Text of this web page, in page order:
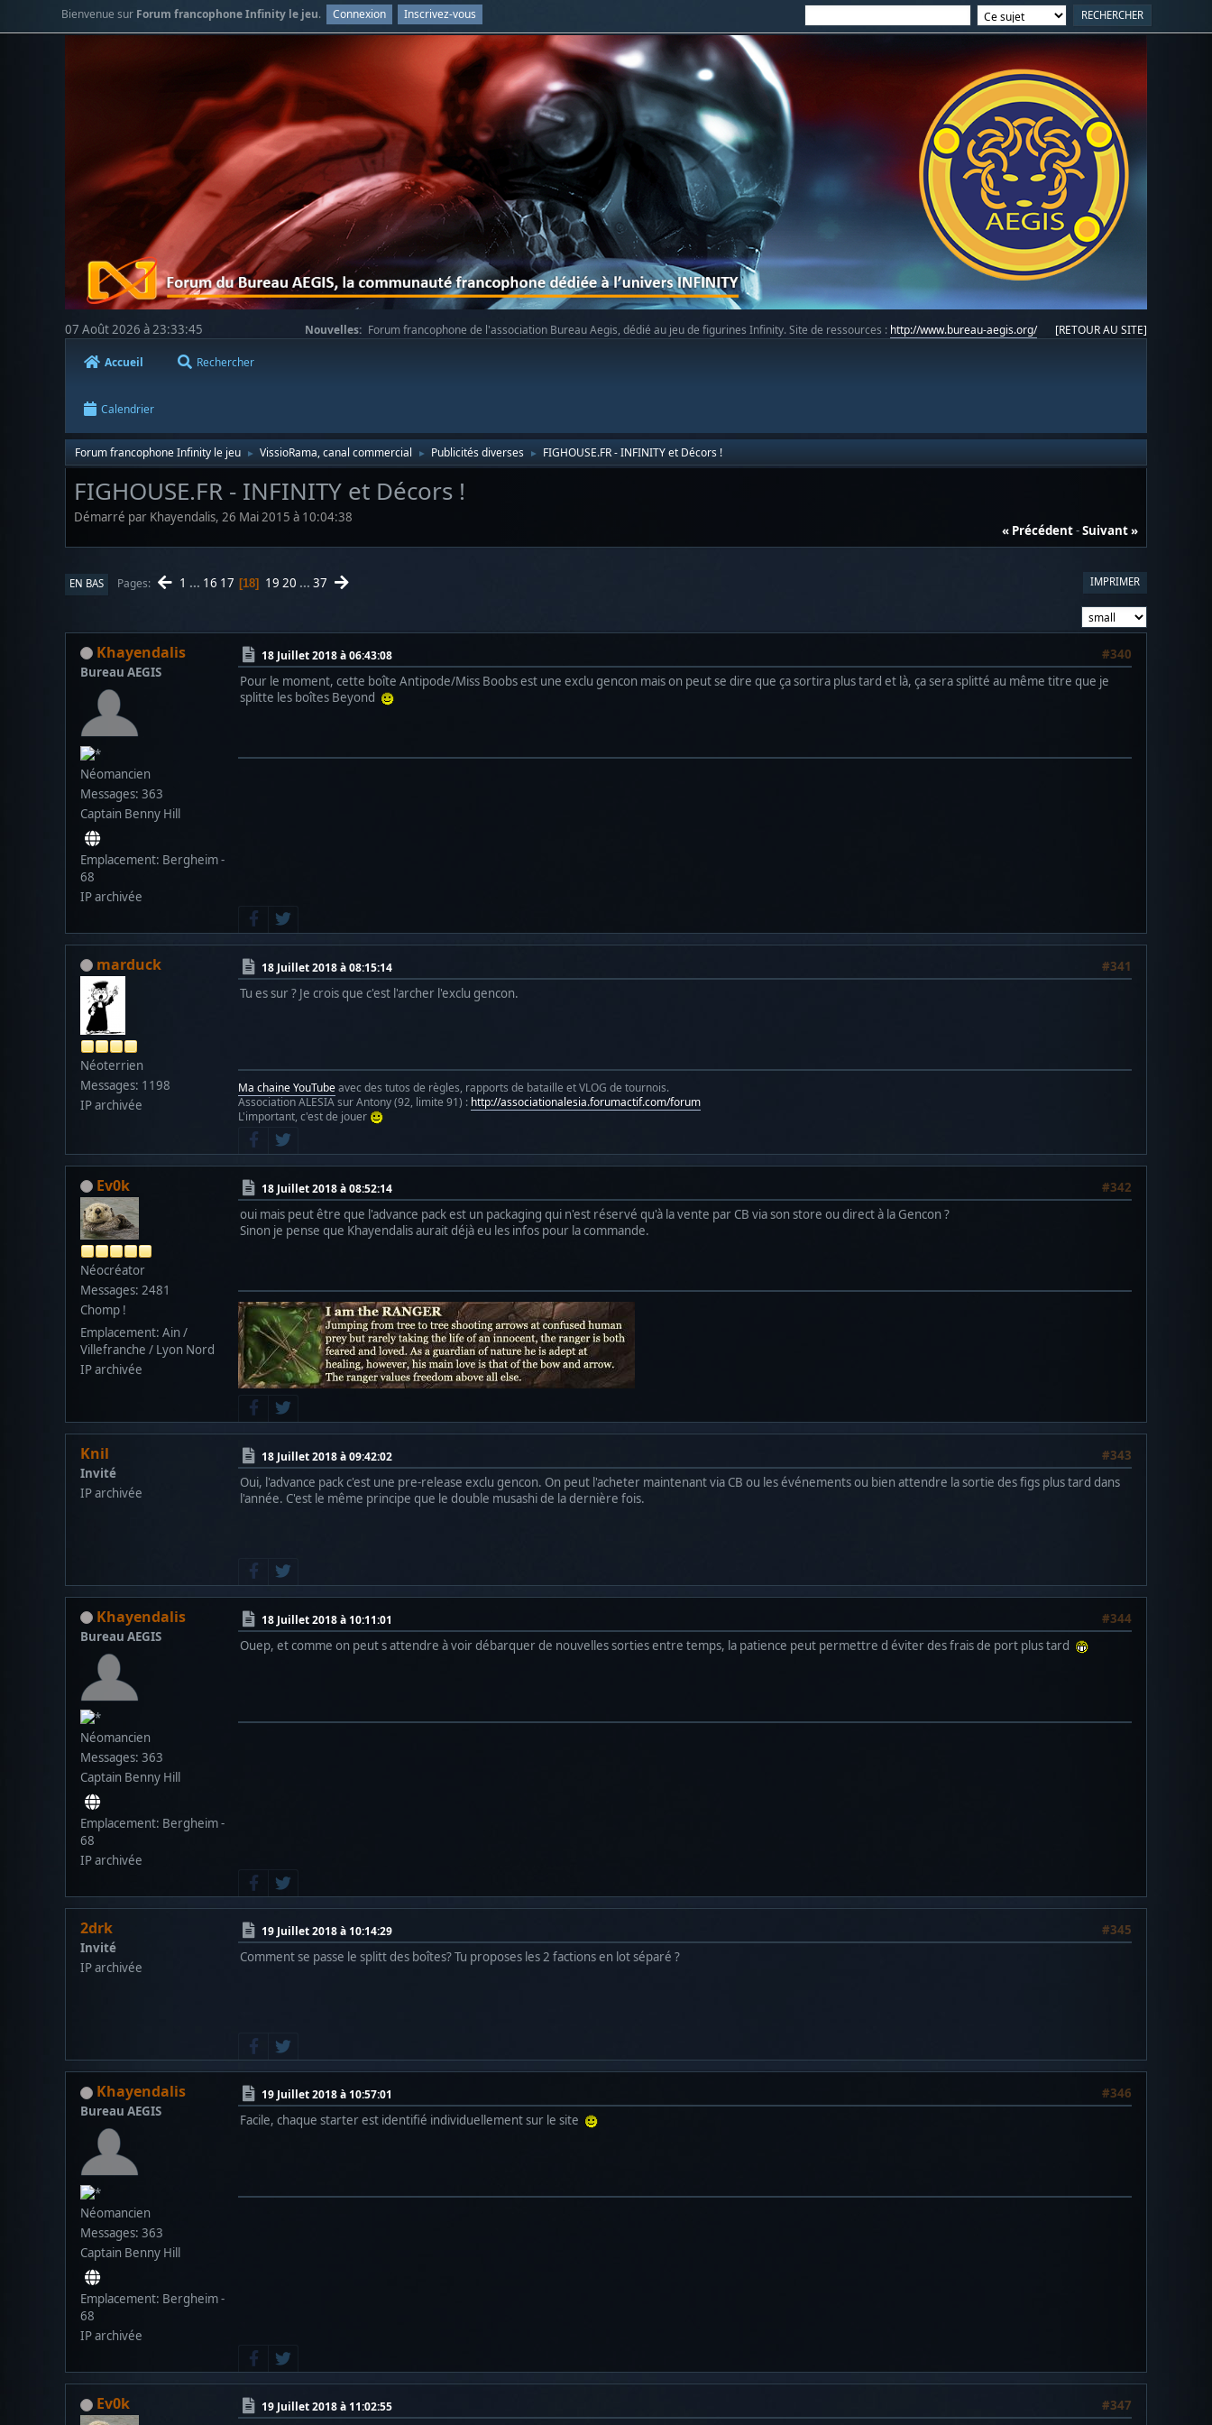
Bienvenue sur Forum francophone Infinity le jeu. Connexion Inscrivez-vous
[RETOUR AU SITE]
07 Août 2026 à 23:33:45 Nouvelles: Forum francophone de l'association Bureau Aegis, dédié au jeu de figurines Infinity. Site de ressources : http://www.bureau-aegis.org/
Accueil Rechercher
Calendrier
Forum francophone Infinity le jeu ► VissioRama, canal commercial ► Publicités diverses ► FIGHOUSE.FR - INFINITY et Décors !
FIGHOUSE.FR - INFINITY et Décors !
Démarré par Khayendalis, 26 Mai 2015 à 10:04:38
« Précédent-Suivant »
IMPRIMER
EN BAS Pages 1 ... 16 17 18 19 20 ... 37
Khayendalis
Bureau AEGIS
Néomancien
Messages: 363
Captain Benny Hill
Emplacement: Bergheim -
68
IP archivée
18 Juillet 2018 à 06:43:08
#340
Pour le moment, cette boîte Antipode/Miss Boobs est une exclu gencon mais on peut se dire que ça sortira plus tard et là, ça sera splitté au même titre que je
splitte les boîtes Beyond
marduck
Néoterrien
Messages: 1198
IP archivée
18 Juillet 2018 à 08:15:14
#341
Tu es sur ? Je crois que c'est l'archer l'exclu gencon.
Ma chaine YouTubeavec des tutos de règles, rapports de bataille et VLOG de tournois.
Association ALESIA sur Antony (92, limite 91) : http://associationalesia.forumactif.com/forum
L'important, c'est de jouer
Ev0k
Néocréator
Messages: 2481
Chomp !
Emplacement: Ain /
Villefranche / Lyon Nord
IP archivée
18 Juillet 2018 à 08:52:14
#342
oui mais peut être que l'advance pack est un packaging qui n'est réservé qu'à la vente par CB via son store ou direct à la Gencon ?
Sinon je pense que Khayendalis aurait déjà eu les infos pour la commande.
Knil
Invité
IP archivée
18 Juillet 2018 à 09:42:02
#343
Oui, l'advance pack c'est une pre-release exclu gencon. On peut l'acheter maintenant via CB ou les événements ou bien attendre la sortie des figs plus tard dans
l'année. C'est le même principe que le double musashi de la dernière fois.
Khayendalis
Bureau AEGIS
Néomancien
Messages: 363
Captain Benny Hill
Emplacement: Bergheim -
68
IP archivée
18 Juillet 2018 à 10:11:01
#344
Ouep, et comme on peut s attendre à voir débarquer de nouvelles sorties entre temps, la patience peut permettre d éviter des frais de port plus tard
2drk
Invité
IP archivée
19 Juillet 2018 à 10:14:29
#345
Comment se passe le splitt des boîtes? Tu proposes les 2 factions en lot séparé ?
Khayendalis
Bureau AEGIS
Néomancien
Messages: 363
Captain Benny Hill
Emplacement: Bergheim -
68
IP archivée
19 Juillet 2018 à 10:57:01
#346
Facile, chaque starter est identifié individuellement sur le site
Ev0k 19 Juillet 2018 à 11:02:55
#347